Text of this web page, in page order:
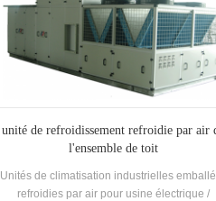
unité de refroidissement refroidie par air
l'ensemble de toit
Unités de climatisation industrielles
refroidies par air pour usine électrique /